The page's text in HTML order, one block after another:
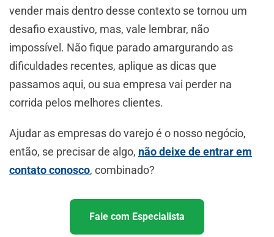
vender mais dentro desse contexto se tornou um
desafio exaustivo, mas, vale lembrar, não
impossível. Não fique parado amargurando as
dificuldades recentes, aplique as dicas que
passamos aqui, ou sua empresa vai perder na
corrida pelos melhores clientes.
Ajudar as empresas do varejo é o nosso negócio,
então, se precisar de algo, não deixe de entrar em
contato conosco, combinado?
Fale com Especialista